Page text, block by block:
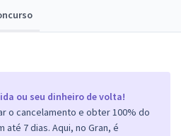
ou seu dinheiro de volta!
o cancelamento e obter 100% do
até 7 dias. Aqui, no Gran, é